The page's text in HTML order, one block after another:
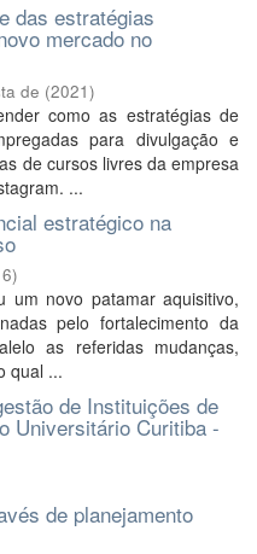
das estratégias
mercado no
de (2021)
como as estratégias de
para divulgação e
de cursos livres da empresa
...
estratégico na
)
um novo patamar aquisitivo,
pelo fortalecimento da
as referidas mudanças,
qual ...
de Instituições de
Universitário Curitiba -
de planejamento